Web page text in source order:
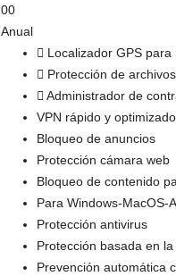
00
Anual
Localizador GPS para
Protección de archivos
Administrador de
VPN rápido y optimizado
Bloqueo de anuncios
Protección cámara web
Bloqueo de contenido
Para Windows-MacOS-
Protección antivirus
Protección basada en
Prevención automática